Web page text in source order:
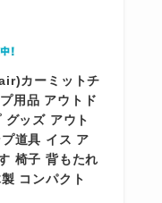
カーミットチ
用品 アウトド
グッズ アウト
道具 イス ア
椅子 背もたれ
コンパクト